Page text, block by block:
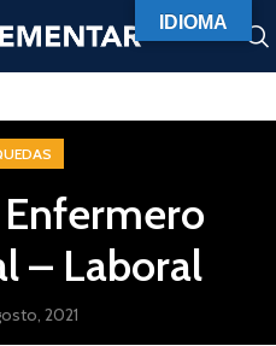
Enfermero
– Laboral
2021
IDIOMA